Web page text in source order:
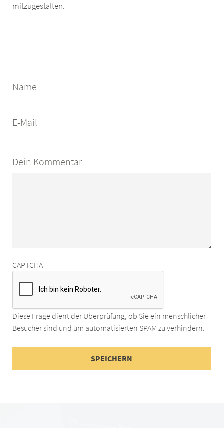
mitzugestalten.
Name
E-Mail
Dein Kommentar
CAPTCHA
Diese Frage dient der Überprüfung, ob Sie ein menschlicher
Besucher sind und um automatisierten SPAM zu verhindern.